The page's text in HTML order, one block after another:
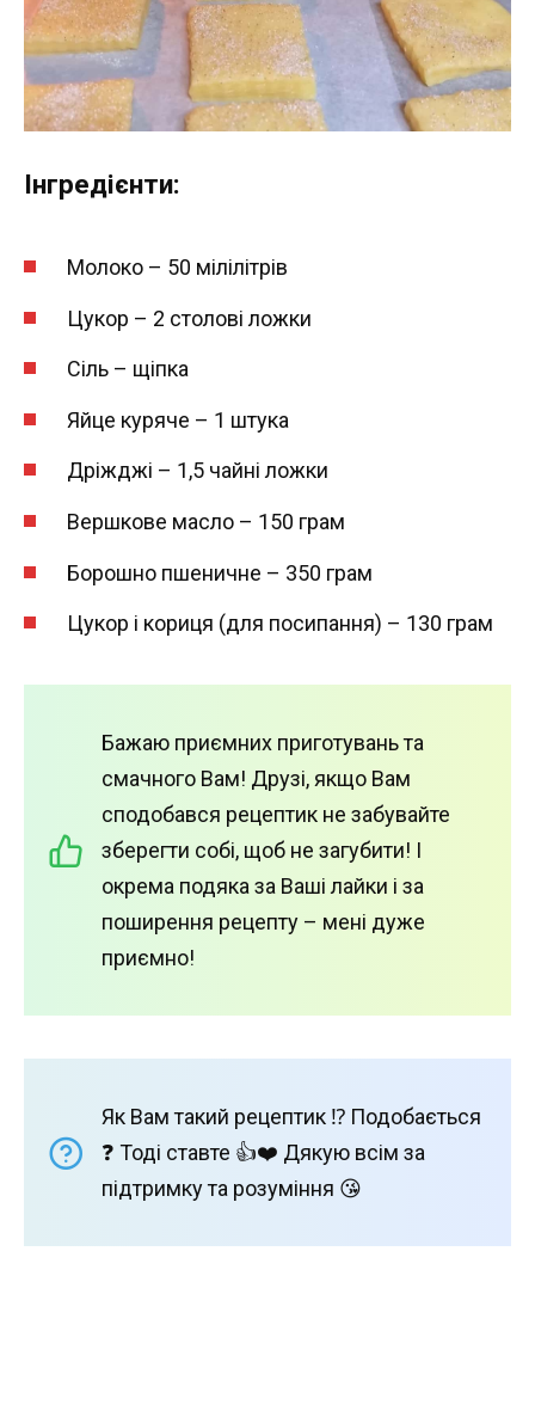
Інгредієнти:
Молоко – 50 мілілітрів
Цукор – 2 столові ложки
Сіль – щіпка
Яйце куряче – 1 штука
Дріжджі – 1,5 чайні ложки
Вершкове масло – 150 грам
Борошно пшеничне – 350 грам
Цукор і кориця (для посипання) – 130 грам
Бажаю приємних приготувань та
смачного Вам! Друзі, якщо Вам
сподобався рецептик не забувайте
зберегти собі, щоб не загубити! І
окрема подяка за Ваші лайки і за
поширення рецепту – мені дуже
приємно!
Як Вам такий рецептик ⁉️ Подобається
❓ Тоді ставте 👍❤️ Дякую всім за
підтримку та розуміння 😘